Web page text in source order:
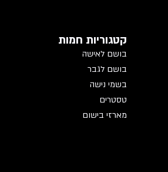
קטגוריות חמות
בושם לאישה
בושם לגבר
בשמי נישה
טסטרים
מארזי בישום